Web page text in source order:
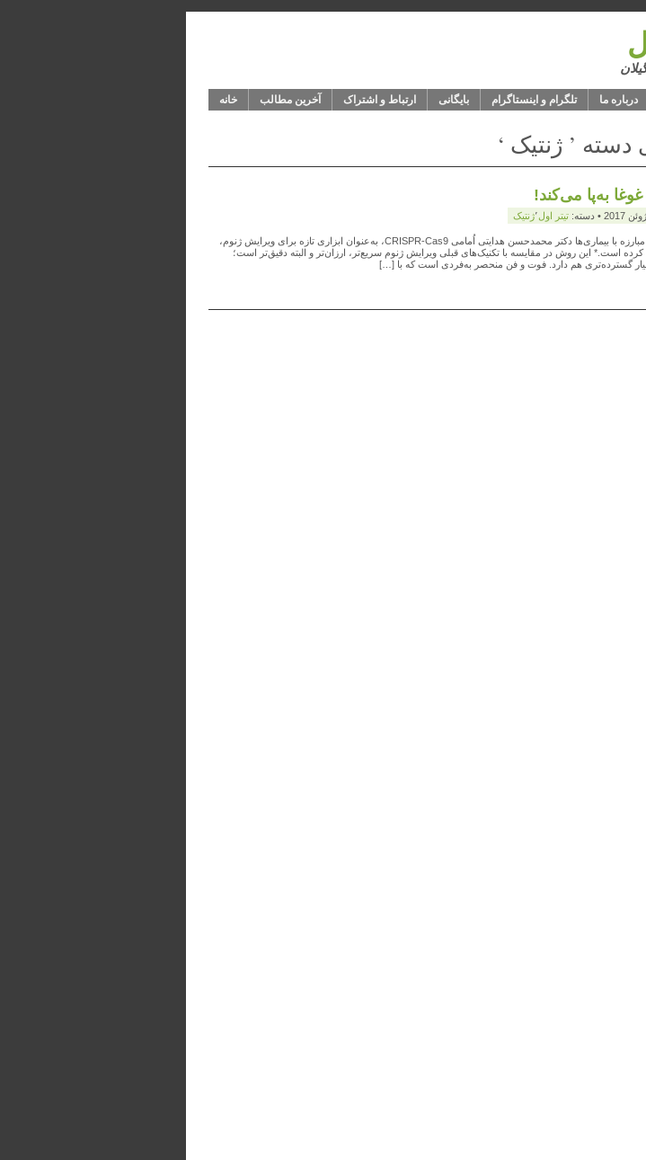
خانه آخرین مطالب ارتباط و اشتراک بایگانی تلگرام و اینستاگرام درباره‌ ما
دسته ’ ژنتیک ‘
تیتر اول٬ژنتیک
ویرایش ژنتیک، سلاح جدید مبارزه با بیماری‌ها دکتر محمدحسن هدایتی اُمامی CRISPR-Cas9، به‌عنوان ابزاری تازه برای ویرایش ژنوم،
کرده است.* این روش در مقایسه با تکنیک‌های قبلی ویرایش ژنوم سریع‌تر، ارزان‌تر و البته دقیق‌تر است؛
گسترده‌تری هم دارد. فوت و فن منحصر به‌فردی است که با […]